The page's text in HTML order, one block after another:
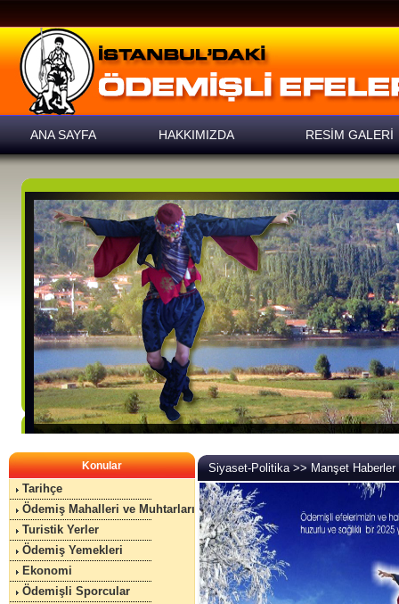
ANA SAYFA HAKKIMIZDA RESİM GALERİ
Konular
Tarihçe
Ödemiş Mahalleri ve Muhtarları
Turistik Yerler
Ödemiş Yemekleri
Ekonomi
Ödemişli Sporcular
Siyaset-Politika >> Manşet Haberler